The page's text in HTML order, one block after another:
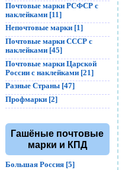
Почтовые марки РСФСР с
наклейками [11]
Непочтовые марки [1]
Почтовые марки СССР с
наклейками [45]
Почтовые марки Царской
России с наклейками [21]
Разные Страны [47]
Профмарки [2]
Гашёные почтовые
марки и КПД
Большая Россия [5]